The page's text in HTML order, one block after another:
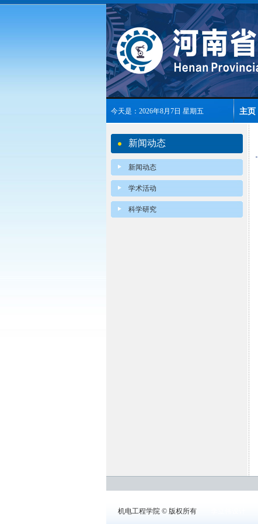
今天是：2026年8月7日 星期五 主页
新闻动态
新闻动态
学术活动
科学研究
机电工程学院 © 版权所有